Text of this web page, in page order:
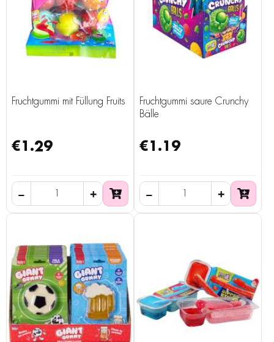
Fruchtgummi mit Füllung Fruits
€1.29
Fruchtgummi saure Crunchy
Bälle
€1.19